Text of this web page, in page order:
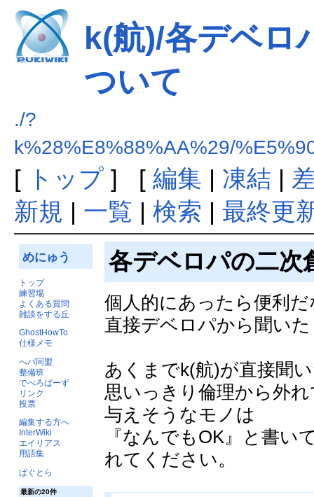
k(航)/各デベロ
ついて
./?
k%28%E8%88%AA%29/
[ トップ] [ 編集 | 凍結 |
新規 | 一覧 | 検索 | 最終更
めにゅう
トップ
練習場
よくある質問
雑談をする丘
GhostHowTo
仕様メモ
へパ同盟
整備班
でべろぱーず
リンク
投票
編集する方へ
InterWiki
エイリアス
用語集
ばぐとら
最新の20件
各デベロパの二次
個人的にあったら便利
直接デベロパから聞い
あくまでk(航)が直接聞
思いっきり倫理から外
与えそうなモノは
『なんでもOK』と書
れてください。